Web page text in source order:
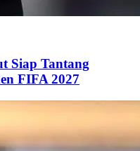
Siap Tantang
FIFA 2027